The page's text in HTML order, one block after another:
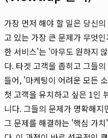
가장 먼저 해야 할 일은 당신
고 있는 가장 큰 문제가 무엇
한 서비스'는 '아무도 원하지
다. 타겟 고객을 좁히고 그들
들어, '마케팅이 어려운 모든
첫 고객을 유치하고 싶은 1인
니다. 그들의 문제가 명확해
그 문제를 해결하는 '핵심 가